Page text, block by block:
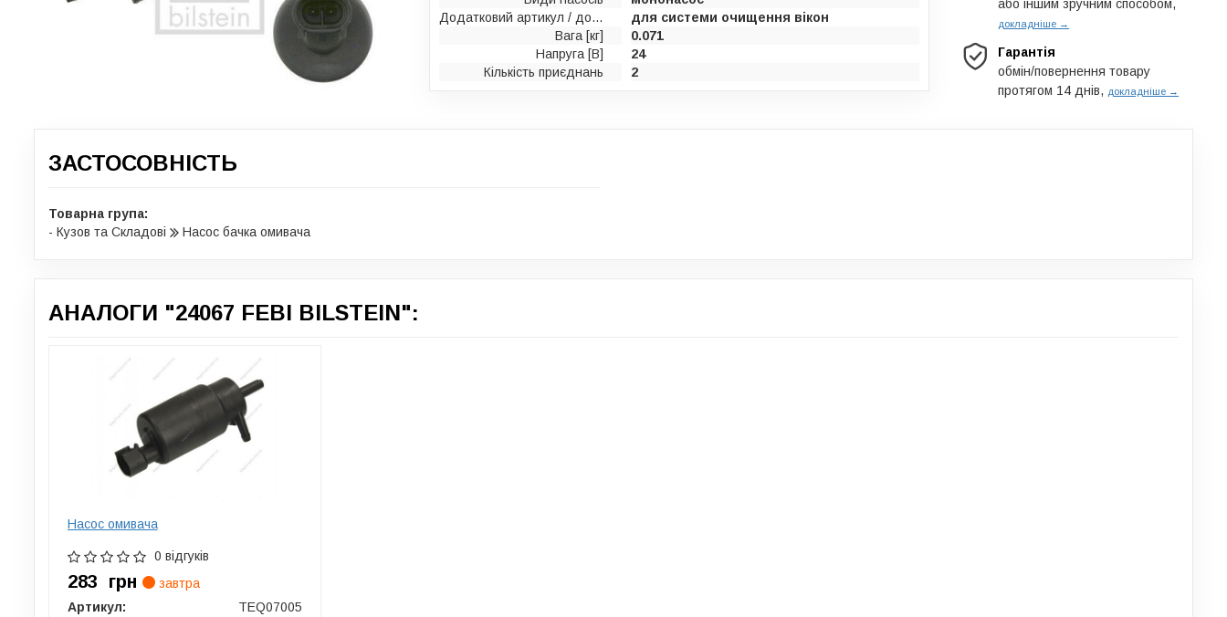
Додатковий артикул / додаткова інформація 2
для системи очищення вікон
Вага [кг]
0.071
Напруга [В]
24
Кількість приєднань
2
або іншим зручним способом,
докладніше →
Гарантія
обмін/повернення товару
протягом 14 днів, докладніше →
ЗАСТОСОВНІСТЬ
Товарна група:
- Кузов та Складові
Насос бачка омивача
АНАЛОГИ "24067 FEBI BILSTEIN":
Насос омивача
0 відгуків
283 грн
завтра
Артикул:
TEQ07005